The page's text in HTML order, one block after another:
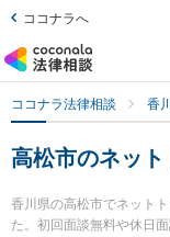
ココナラへ
ココナラ法律相談 香
高松市のネッ
香川県の高松市でネット
た。初回面談無料や休日